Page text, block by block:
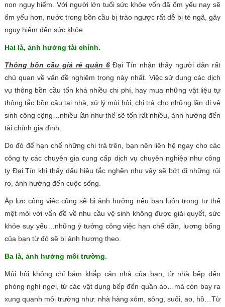
non nguy hiểm. Với người lớn tuổi sức khỏe vốn đã ốm yếu nay sẽ
ốm yếu hơn, nước trong bồn cầu bị trào ngược rất dễ bị té ngã, gây
nguy hiểm đến sức khỏe.
Hai là, ảnh hưởng tài chính.
Thông bồn cầu giá rẻ quận 6Đại Tín nhận thấy người dân rất
chủ quan về vấn đề nghiêm trọng này nhất. Việc sử dụng các dịch
vụ thông bồn cầu tốn khá nhiều chi phí, hay mua những vật liệu tự
thông tắc bồn cầu tại nhà, xử lý mùi hôi, chi trả cho những lần đi vệ
sinh công cộng…nhiều lần như thế sẽ tốn rất nhiều, ảnh hưởng đến
tài chính gia đình.
Do đó để hạn chế những chi trả trên, bạn nên liên hệ ngay cho các
công ty các chuyên gia cung cấp dịch vụ chuyên nghiệp như công
ty Đại Tín khi thấy dấu hiệu tắc nghẽn như vậy sẽ bớt đi những rủi
ro, ảnh hưởng đến cuộc sống.
Áp lực công việc cũng sẽ bị ảnh hưởng nếu bạn luôn trong tư thế
mệt mỏi với vấn đề về nhu cầu vệ sinh không được giải quyết, sức
khỏe suy yếu…những ý tưởng công việc hạn chế dần, lương bổng
của bạn từ đó sẽ bị ảnh hương theo.
Ba là, ảnh hưởng môi trường.
Mùi hôi không chỉ bám khắp căn nhà của bạn, từ nhà bếp đến
phòng nghỉ ngơi, từ các vật dụng bếp đến quần áo…mà còn bay ra
xung quanh môi trường như: nhà hàng xóm, sông, suối, ao, hồ…Từ